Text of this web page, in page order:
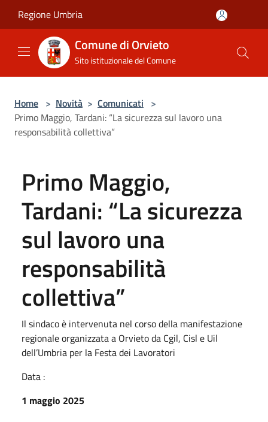
Regione Umbria
Comune di Orvieto
Sito istituzionale del Comune
Home > Novità > Comunicati >
Primo Maggio, Tardani: “La sicurezza sul lavoro una
responsabilità collettiva”
Primo Maggio,
Tardani: “La sicurezza
sul lavoro una
responsabilità
collettiva”
Il sindaco è intervenuta nel corso della manifestazione
regionale organizzata a Orvieto da Cgil, Cisl e Uil
dell’Umbria per la Festa dei Lavoratori
Data :
1 maggio 2025